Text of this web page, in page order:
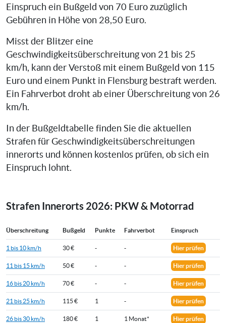
Einspruch ein Bußgeld von 70 Euro zuzüglich
Gebühren in Höhe von 28,50 Euro.
Misst der Blitzer eine
Geschwindigkeitsüberschreitung von 21 bis 25
km/h, kann der Verstoß mit einem Bußgeld von 115
Euro und einem Punkt in Flensburg bestraft werden.
Ein Fahrverbot droht ab einer Überschreitung von 26
km/h.
In der Bußgeldtabelle finden Sie die aktuellen
Strafen für Geschwindigkeitsüberschreitungen
innerorts und können kostenlos prüfen, ob sich ein
Einspruch lohnt.
Strafen Innerorts 2026: PKW & Motorrad
Überschreitung Bußgeld Punkte Fahrverbot Einspruch
1 bis 10 km/h 30 € - - Hier prüfen
11 bis 15 km/h 50 € - - Hier prüfen
16 bis 20 km/h 70 € - - Hier prüfen
21 bis 25 km/h 115 € 1 - Hier prüfen
26 bis 30 km/h 180 € 1 1 Monat* Hier prüfen